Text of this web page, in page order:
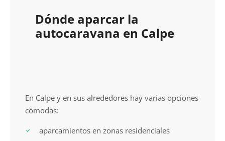
Dónde aparcar la
autocaravana en Calpe
En Calpe y en sus alrededores hay varias opciones
cómodas:
aparcamientos en zonas residenciales